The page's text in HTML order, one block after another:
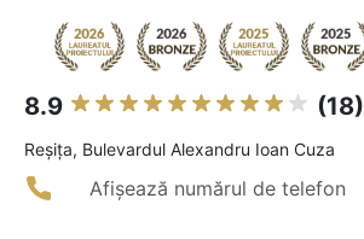
8.9 (18)
Reşiţa, Bulevardul Alexandru Ioan Cuza
Afișează numărul de telefon